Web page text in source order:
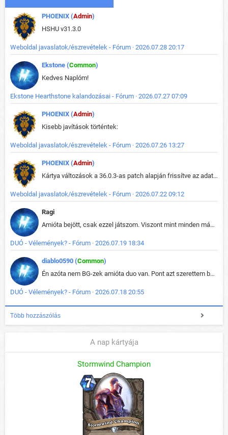
PHOENIX (Admin)
HSHU v31.3.0
Weboldal javaslatok/észrevételek - Fórum · 2026.07.28 20:17
Ekstone (Common)
Kedves Naplóm!
Ekstone Hearthstone kalandozásai - Fórum · 2026.07.27 07:09
PHOENIX (Admin)
Kisebb javítások történtek:
Weboldal javaslatok/észrevételek - Fórum · 2026.07.26 13:27
PHOENIX (Admin)
Kártya változások a 36.0.3-as patch alapján frissítve az adatbázisban (képek is cserélve).
Weboldal javaslatok/észrevételek - Fórum · 2026.07.22 09:12
Ragi
Amióta bejött, csak ezzel játszom. Viszont mint minden más - akár az alapjáték is, ez is baromira összetett lett. Néha már pár kör után is esélytelen az egész. Vagy irreállisan túltápol valaki, vagy lelép a partner, vagy csak hülye mint a segg. És amikor eljönne az én időm, na akkor jön el mindenki másé is. Engem jobban érdekelne, hogy ki milyen ratingen szokott játszani. Na ez lenne egy érdekes adat.
DUÓ - Vélemények? - Fórum · 2026.07.19 18:34
diablo0590 (Common)
Én azóta nem BG-zek amióta duo van. Pont azt szerettem benne, hogy rajtam múlik mi történik, nem pedig a társamon. Kérem vissza a régi BG-t :D
DUÓ - Vélemények? - Fórum · 2026.07.18 20:55
Több hozzászólás
A nap kártyája
Stormwind Champion